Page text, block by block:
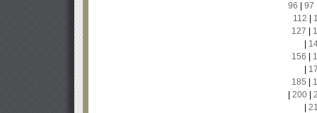
96
97
112
127
156
185
200|